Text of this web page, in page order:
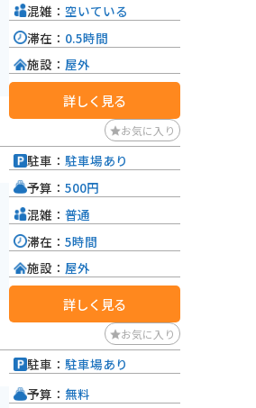
混雑： 空いている
滞在： 0.5時間
施設： 屋外
詳しく見る
お気に入り
駐車： 駐車場あり
予算： 500円
混雑： 普通
滞在： 5時間
施設： 屋外
詳しく見る
お気に入り
駐車： 駐車場あり
予算： 無料